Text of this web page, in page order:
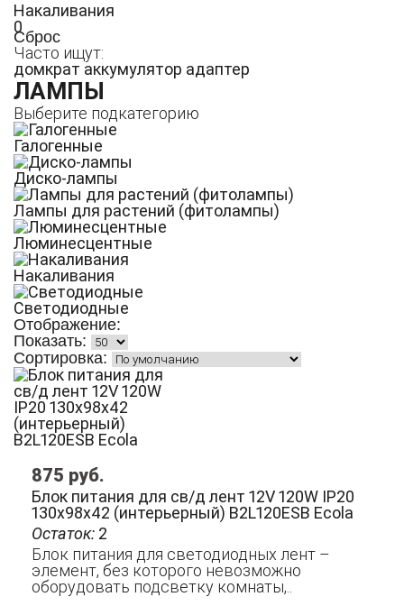
Накаливания
0
Сброс
Часто ищут:
домкрат аккумулятор адаптер
ЛАМПЫ
Выберите подкатегорию
Галогенные
Диско-лампы
Лампы для растений (фитолампы)
Люминесцентные
Накаливания
Светодиодные
Отображение:
Показать:
Сортировка:
Остаток: 2
Блок питания для св/д лент 12V 120W IP20
130х98х42 (интерьерный) B2L120ESB Ecola
Блок питания для светодиодных лент –
элемент, без которого невозможно
оборудовать подсветку комнаты,..
875 руб.